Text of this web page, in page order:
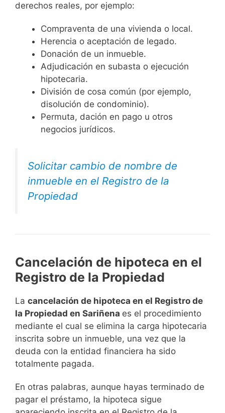
derechos reales, por ejemplo:
Compraventa de una vivienda o local.
Herencia o aceptación de legado.
Donación de un inmueble.
Adjudicación en subasta o ejecución
hipotecaria.
División de cosa común (por ejemplo,
disolución de condominio).
Permuta, dación en pago u otros
negocios jurídicos.
Solicitar cambio de nombre de
inmueble en el Registro de la
Propiedad
Cancelación de hipoteca en el
Registro de la Propiedad
La cancelación de hipoteca en el Registro de
la Propiedad en Sariñena es el procedimiento
mediante el cual se elimina la carga hipotecaria
inscrita sobre un inmueble, una vez que la
deuda con la entidad financiera ha sido
totalmente pagada.
En otras palabras, aunque hayas terminado de
pagar el préstamo, la hipoteca sigue